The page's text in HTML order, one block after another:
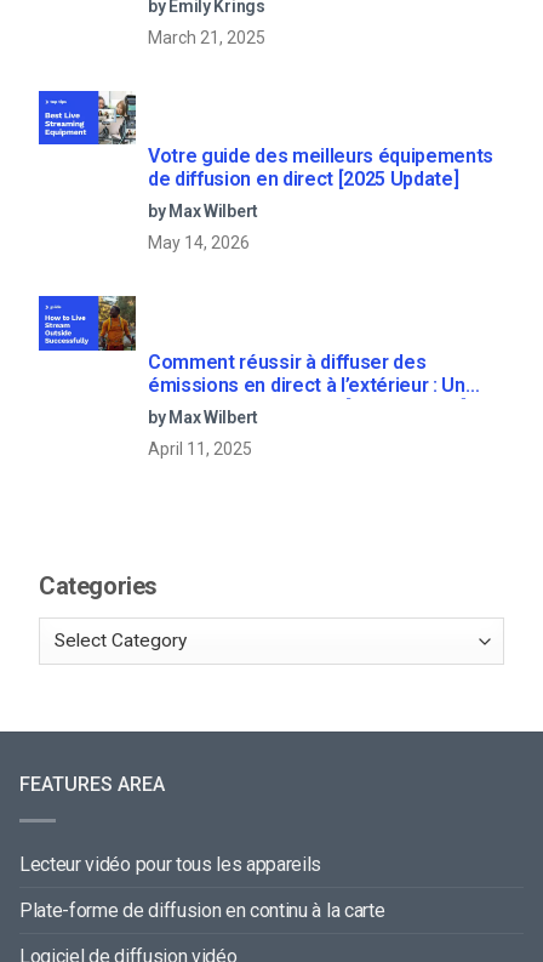
by Emily Krings
March 21, 2025
Votre guide des meilleurs équipements
de diffusion en direct [2025 Update]
by Max Wilbert
May 14, 2026
Comment réussir à diffuser des
émissions en direct à l’extérieur : Un
by Max Wilbert
April 11, 2025
Categories
FEATURES AREA
Lecteur vidéo pour tous les appareils
Plate-forme de diffusion en continu à la carte
Logiciel de diffusion vidéo